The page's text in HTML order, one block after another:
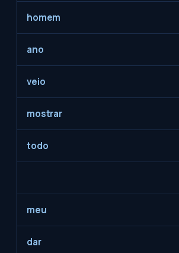
homem
ano
veio
mostrar
todo
meu
dar